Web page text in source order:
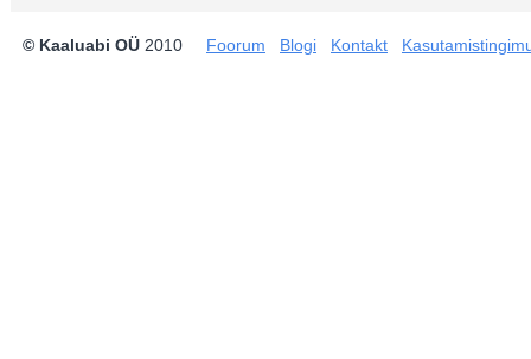
© Kaaluabi OÜ 2010 Foorum Blogi Kontakt